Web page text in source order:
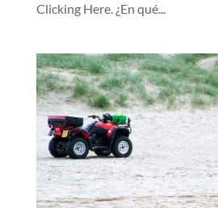
Clicking Here. ¿En qué...